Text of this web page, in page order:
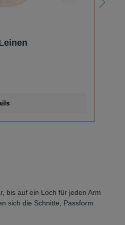
bis auf ein Loch für jeden Arm
sich die Schnitte, Passform